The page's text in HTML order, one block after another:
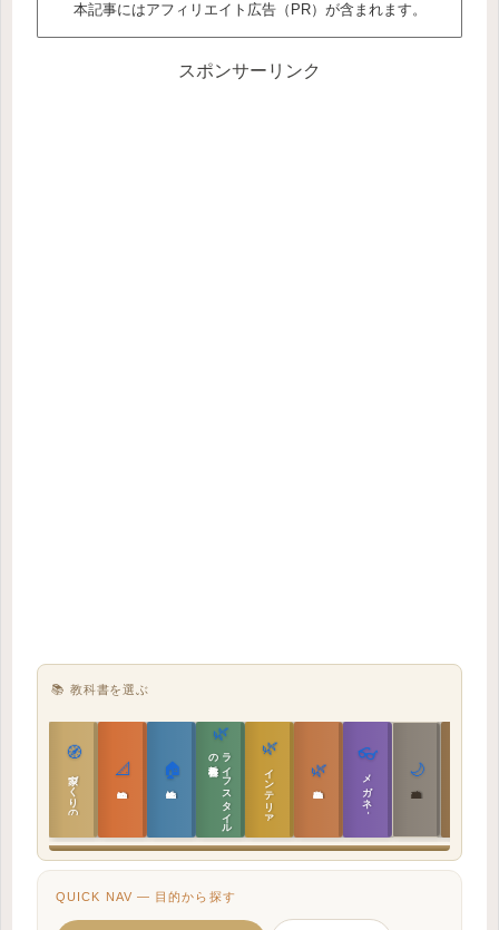
本記事にはアフィリエイト広告（PR）が含まれます。
スポンサーリンク
📚 教科書を選ぶ
🧭
家づくりの教科書 📐
実施設計の教科書
🏠
性能設計の教科書
🌿
ラ
イ
フ
ス
タ
イ
ル
の
教科書 🌿
インテリア設計 🌿
敷地設計の教科書
👓
メガネ｜転職 🌙
建築思想の教科書
QUICK NAV — 目的から探す